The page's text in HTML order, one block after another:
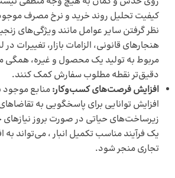
کیفیت تحلیل روند خرید و نرخ مصرف
نظر گرفتن سایر عوامل مانند ویژگی‌های
هنجارهای قانونی، الزامات بازار، تغییرات
مربوط به تولید یک محصول و غیره، همگی
دقیق‌تر نقطه مطلوب سفارش کمک کنند.
افزایش فرصت‌های کسب‌وکار:منابع موجود
افزایش توانایی برای پاسخگویی به
زیرساخت‌های حیاتی در صورت بروز نیازهای
یک فرآیند مناسب تکمیل انبار ، می‌تواند
تجاری منجر شود.